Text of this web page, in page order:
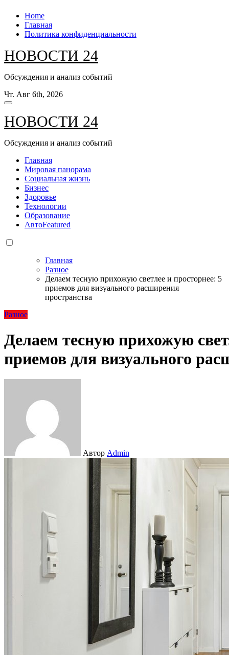
Перейти
содержанию
Home
Главная
Политика конфиденциальности
НОВОСТИ 24
Обсуждения и анализ событий
Чт. Авг 6th, 2026
НОВОСТИ 24
Обсуждения и анализ событий
Главная
Мировая панорама
Социальная жизнь
Бизнес
Здоровье
Технологии
Образование
АвтоFeatured
Главная
Разное
Делаем тесную прихожую светлее и просторнее: 5
приемов для визуального расширения
пространства
Разное
Делаем тесную прихожую
приемов для визуального
Автор Admin